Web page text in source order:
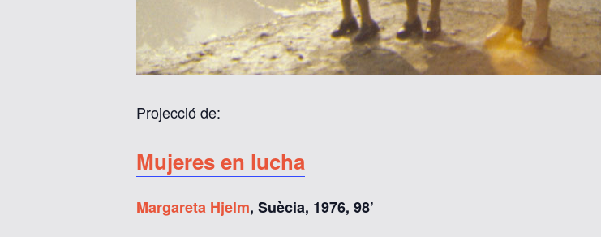
Projecció de:
Mujeres en lucha
Margareta Hjelm, Suècia, 1976, 98’